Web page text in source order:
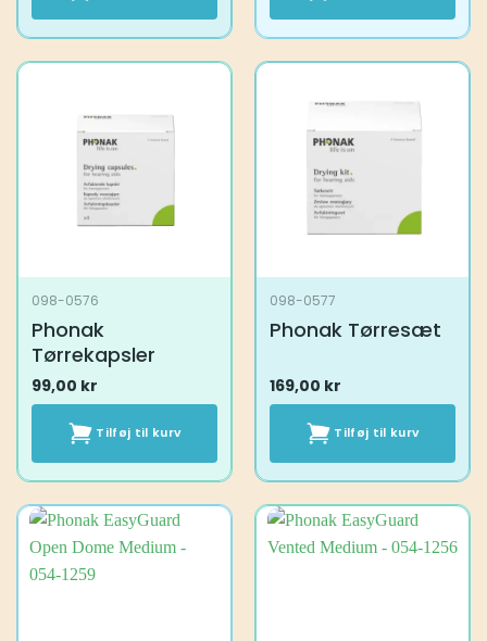
098-0576
Phonak
Tørrekapsler
99,00 kr
Tilføj til kurv
098-0577
Phonak Tørresæt
169,00 kr
Tilføj til kurv